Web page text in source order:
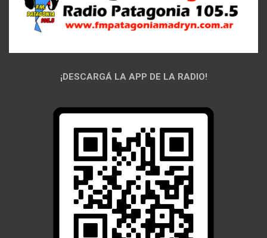
¡DESCARGÁ LA APP DE LA RADIO!